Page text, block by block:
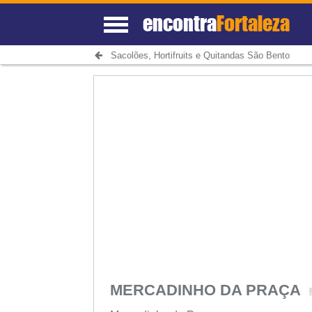
encontraFortaleza
Sacolões, Hortifruits e Quitandas São Bento
MERCADINHO DA PRAÇA